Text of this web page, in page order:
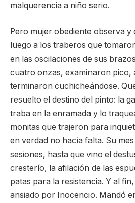
malquerencia a niño serio.
Pero mujer obediente observa
luego a los traberos que
en las oscilaciones de sus
cuatro onzas, examinaron pico,
terminaron cuchicheándose.
resuelto el destino del pinto: la
traba en la enramada y lo
monitas que trajeron para
en verdad no hacía falta. Su
sesiones, hasta que vino el
cresterío, la afilación de las
patas para la resistencia. Y al
ansiado por Inocencio. Mandó